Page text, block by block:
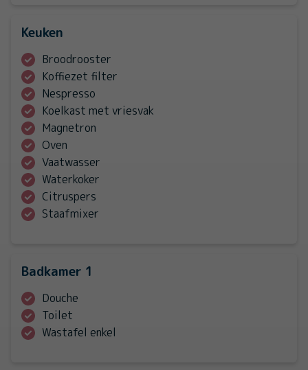
Keuken
Broodrooster
Koffiezet filter
Nespresso
Koelkast met vriesvak
Magnetron
Oven
Vaatwasser
Waterkoker
Citruspers
Staafmixer
Badkamer 1
Douche
Toilet
Wastafel enkel